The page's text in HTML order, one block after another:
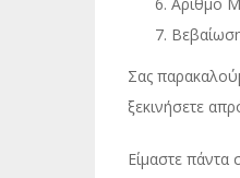
Σας
ξεκινήσετε
Είμαστε πάντα